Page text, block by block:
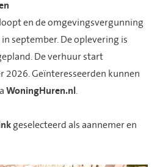
en de omgevingsvergunning
september. De oplevering is
De verhuur start
2026. Geïnteresseerden kunnen
WoningHuren.nl.
geselecteerd als aannemer en